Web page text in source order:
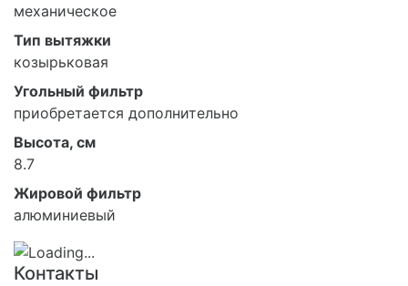
механическое
Тип вытяжки
козырьковая
Угольный фильтр
приобретается дополнительно
Высота, см
8.7
Жировой фильтр
алюминиевый
Контакты